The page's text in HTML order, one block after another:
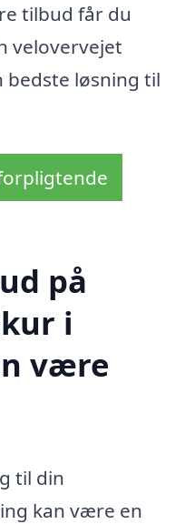
tilbud får du
velovervejet
løsning til
på
i
være
til din
kan være en